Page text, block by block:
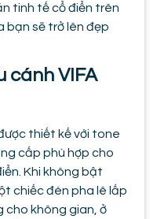
tinh tế cổ điển trên
bạn sẽ trở lên đẹp
cánh VIFA
thiết kế với tone
cấp phù hợp cho
Khi không bật
chiếc đèn pha lê lấp
cho không gian, ở